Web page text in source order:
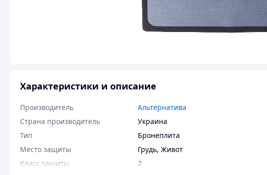
Характеристики и описание
Производитель
Альтернатива
Страна производитель
Украина
Тип
Бронеплита
Место защиты
Грудь, Живот
Класс защиты
2